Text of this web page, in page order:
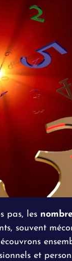
pas, les
souvent
et